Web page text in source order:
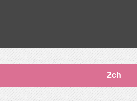
2ch